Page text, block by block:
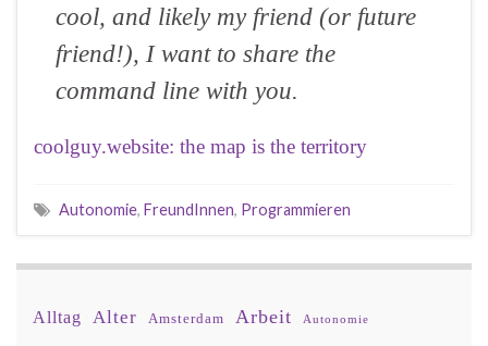
cool, and likely my friend (or future
friend!), I want to share the
command line with you.
coolguy.website: the map is the territory
Autonomie, FreundInnen, Programmieren
Alltag Alter Amsterdam Arbeit Autonomie